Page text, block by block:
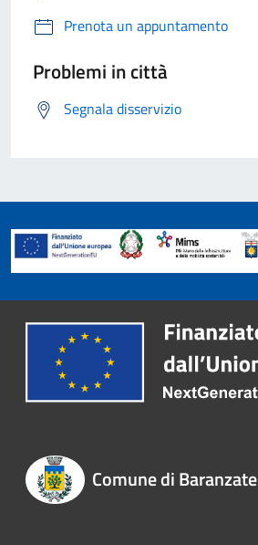
Prenota un appuntamento
Problemi in città
Segnala disservizio
Comune di Baranzate